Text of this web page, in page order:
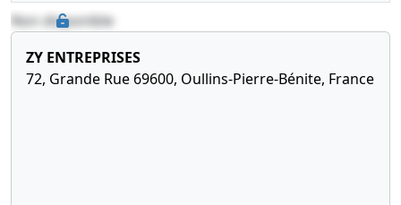
Non disponible
ZY ENTREPRISES
72, Grande Rue 69600, Oullins-Pierre-Bénite, France